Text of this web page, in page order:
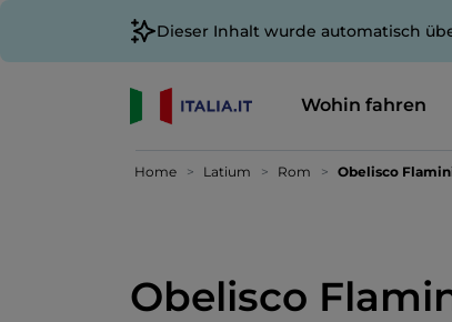
Dieser Inhalt wurde automatisch
Wohin fahren
Home Latium Rom Obelisco
Obelisco